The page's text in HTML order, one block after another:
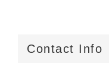
Contact Info